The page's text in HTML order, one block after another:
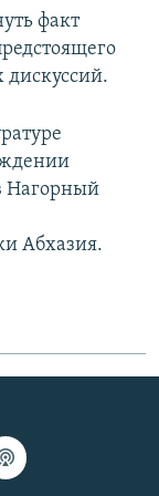
факт
Нагорный
Абхазия.